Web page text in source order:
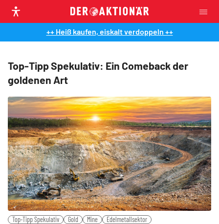
++ Heiß kaufen, eiskalt verdoppeln ++
Top-Tipp Spekulativ: Ein Comeback der
goldenen Art
Top-Tipp Spekulativ Gold Mine Edelmetallsektor